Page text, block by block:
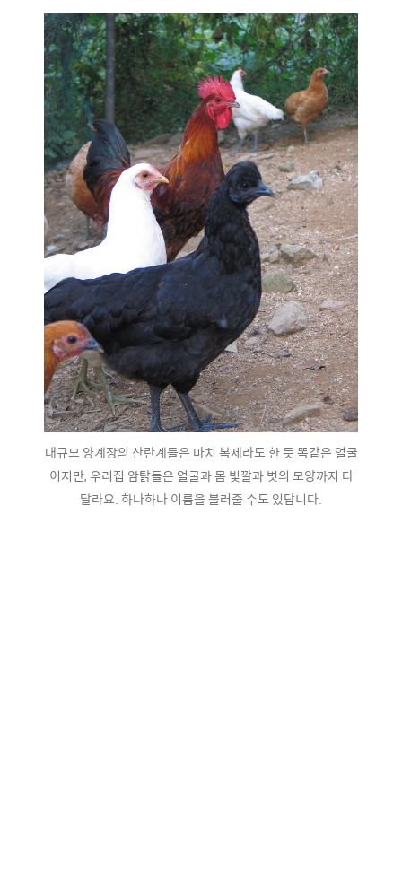
대규모 양계장의 산란계들은 마치 복제라도 한 듯 똑같은 얼굴
이지만, 우리집 암탉들은 얼굴과 몸 빛깔과 볏의 모양까지 다
달라요. 하나하나 이름을 불러줄 수도 있답니다.